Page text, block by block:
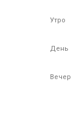
Утро
День
Вечер